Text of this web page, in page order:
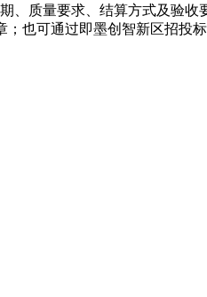
质量要求、结算方式及验
可通过即墨创智新区招投